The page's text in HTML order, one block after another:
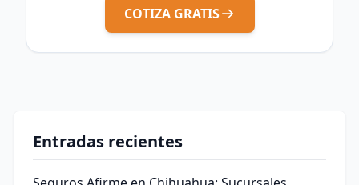
COTIZA GRATIS
Entradas recientes